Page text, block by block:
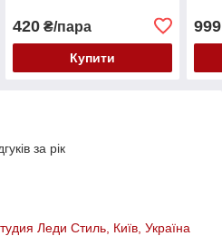
420₴/пара
Купити
999
за рік
Леди Стиль, Київ, Україна